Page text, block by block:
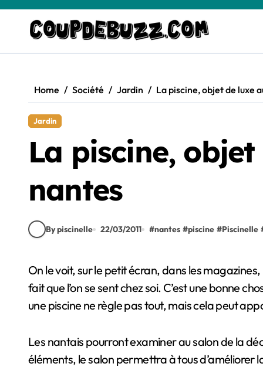
content
Home Société Jardin La piscine, objet de luxe
Jardin
La piscine,
nantes
By piscinelle 22/03/2011 #nantes #piscine #Piscinelle
On le voit, sur le petit écran, dans les magazines, il faut dorénavant que son logis nous ressemble. On recherche une authenticité, une différence, un + qui
fait que l’on se sent chez soi. C’est une bonne
une piscine ne règle pas tout, mais cela peut
Les nantais pourront examiner au salon de la
éléments, le salon permettra à tous d’améliorer